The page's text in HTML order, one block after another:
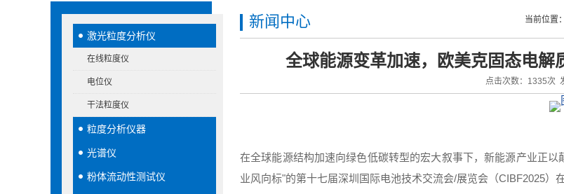
激光粒度分析仪
在线粒度仪
电位仪
干法粒度仪
粒度分析仪器
光谱仪
粉体流动性测试仪
当前位置：
新闻中心
全球能源变革加速，欧美克固态电解
点击次数：1335次
在全球能源结构加速向绿色低碳转型的宏大叙事下，新能源产业正
业风向标"的第十七届深圳国际电池技术交流会/展览会（CIBF2025）